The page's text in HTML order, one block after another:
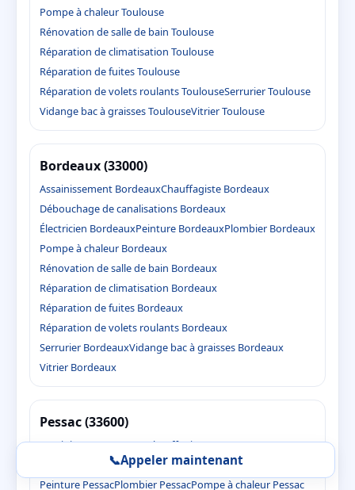
Pompe à chaleur Toulouse
Rénovation de salle de bain Toulouse
Réparation de climatisation Toulouse
Réparation de fuites Toulouse
Réparation de volets roulants ToulouseSerrurier Toulouse
Vidange bac à graisses ToulouseVitrier Toulouse
Bordeaux (33000)
Assainissement BordeauxChauffagiste Bordeaux
Débouchage de canalisations Bordeaux
Électricien BordeauxPeinture BordeauxPlombier Bordeaux
Pompe à chaleur Bordeaux
Rénovation de salle de bain Bordeaux
Réparation de climatisation Bordeaux
Réparation de fuites Bordeaux
Réparation de volets roulants Bordeaux
Serrurier BordeauxVidange bac à graisses Bordeaux
Vitrier Bordeaux
Pessac (33600)
Assainissement PessacChauffagiste Pessac
Débouchage de canalisations PessacÉlectricien Pessac
Peinture PessacPlombier PessacPompe à chaleur Pessac
📞Appeler maintenant